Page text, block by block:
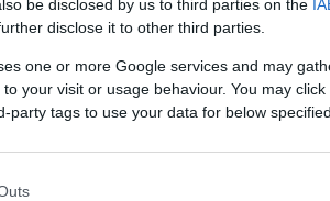
be disclosed by us to third parties on the
disclose it to other third parties.
one or more Google services and may
your visit or usage behaviour. You may
party tags to use your data for below
grēks būtu sūdzēties.
ka īstenībā visi
jo negrib maksāt nodokļus!